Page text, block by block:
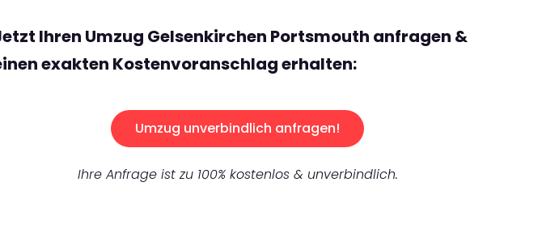
Ihren Umzug Gelsenkirchen Portsmouth anfragen &
exakten Kostenvoranschlag erhalten:
Umzug unverbindlich anfragen!
Ihre Anfrage ist zu 100% kostenlos & unverbindlich.